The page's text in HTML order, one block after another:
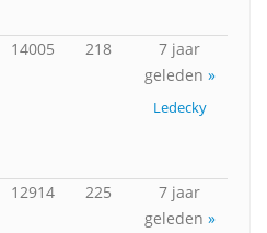
14005 218
7 jaar
geleden »
Ledecky
12914 225
7 jaar
geleden »